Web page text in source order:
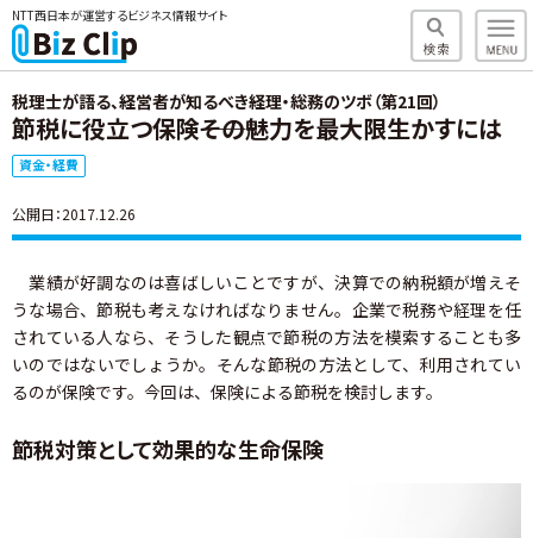
NTT西日本が運営するビジネス情報サイト
税理士が語る、経営者が知るべき経理・総務のツボ（第21回）
節税に役立つ保険――その魅力を最大限生かすには
資金・経費
公開日：2017.12.26
業績が好調なのは喜ばしいことですが、決算での納税額が増えそ
うな場合、節税も考えなければなりません。企業で税務や経理を任
されている人なら、そうした観点で節税の方法を模索することも多
いのではないでしょうか。そんな節税の方法として、利用されてい
るのが保険です。今回は、保険による節税を検討します。
節税対策として効果的な生命保険